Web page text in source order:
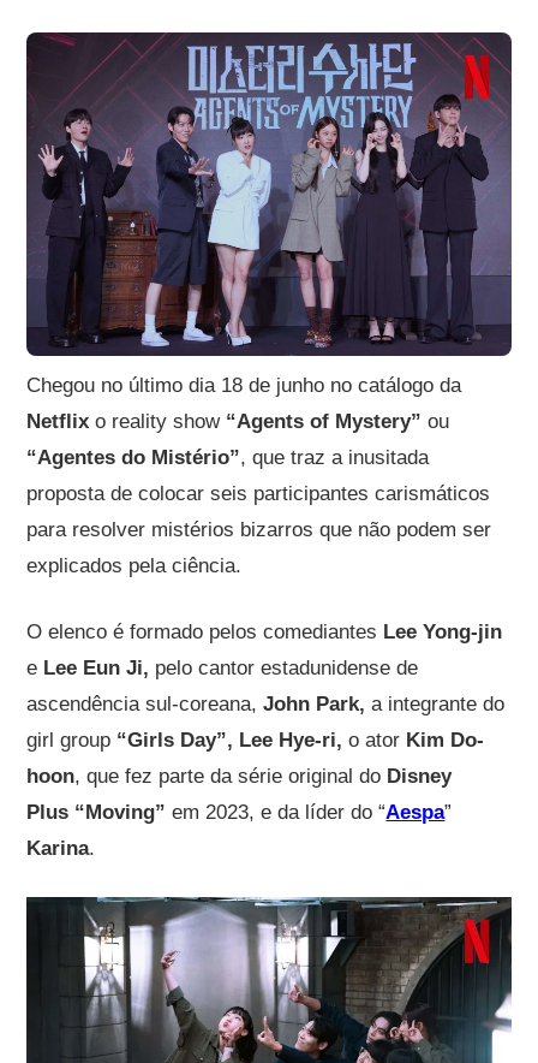
Chegou no último dia 18 de junho no catálogo da
Netflixo reality show“Agents of Mystery”ou
“Agentes do Mistério”, que traz a inusitada
proposta de colocar seis participantes carismáticos
para resolver mistérios bizarros que não podem ser
explicados pela ciência.
O elenco é formado pelos comediantes Lee Yong-jin
e Lee Eun Ji, pelo cantor estadunidense de
ascendência sul-coreana,John Park,a integrante do
girl group “Girls Day”, Lee Hye-ri,o ator Kim Do-
hoon, que fez parte da série original do Disney
Plus “Moving”em 2023, e da líder do “Aespa”
Karina.